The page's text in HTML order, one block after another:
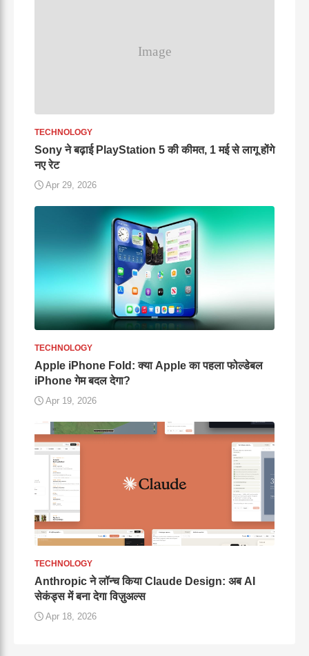
TECHNOLOGY
Sony ने बढ़ाई PlayStation 5 की कीमत, 1 मई से लागू होंगे
नए रेट
Apr 29, 2026
TECHNOLOGY
Apple iPhone Fold: क्या Apple का पहला फोल्डेबल
iPhone गेम बदल देगा?
Apr 19, 2026
TECHNOLOGY
Anthropic ने लॉन्च किया Claude Design: अब AI
सेकंड्स में बना देगा विज़ुअल्स
Apr 18, 2026